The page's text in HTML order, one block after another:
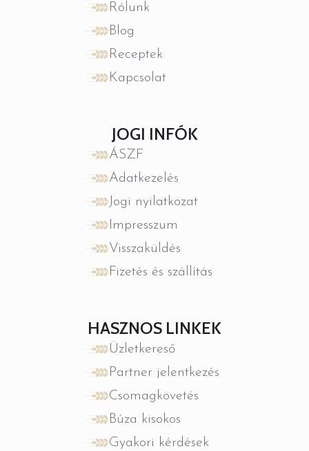
Rólunk
Blog
Receptek
Kapcsolat
JOGI INFÓK
ÁSZF
Adatkezelés
Jogi nyilatkozat
Impresszum
Visszaküldés
Fizetés és szállítás
HASZNOS LINKEK
Üzletkereső
Partner jelentkezés
Csomagkövetés
Búza kisokos
Gyakori kérdések